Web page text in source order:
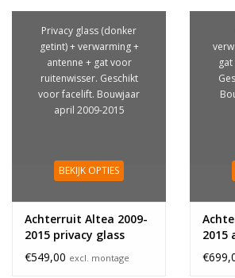
Privacy glass (donker
getint) + verwarming +
antenne + gat voor
ruitenwisser. Geschikt
voor facelift. Bouwjaar
april 2009-2015
BEKIJK OPTIES
Achterruit Altea 2009-
2015 privacy glass
antenne
€549,00 excl. montage
2015